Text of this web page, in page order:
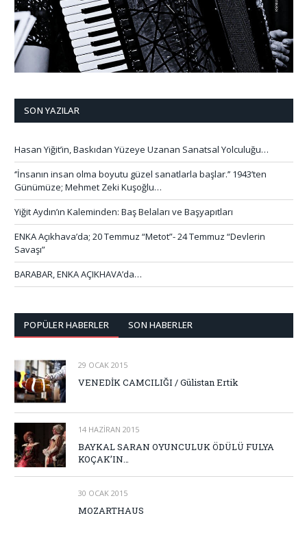
SON YAZILAR
Hasan Yiğit’in, Baskıdan Yüzeye Uzanan Sanatsal Yolculuğu…
‘’İnsanın insan olma boyutu güzel sanatlarla başlar.’’ 1943’ten
Günümüze; Mehmet Zeki Kuşoğlu…
Yiğit Aydın’ın Kaleminden: Baş Belaları ve Başyapıtları
ENKA Açıkhava’da; 20 Temmuz “Metot”- 24 Temmuz “Devlerin
Savaşı”
BARABAR, ENKA AÇIKHAVA’da…
POPÜLER HABERLER SON HABERLER
29 OCAK 2015
VENEDİK CAMCILIĞI / Gülistan Ertik
14 HAZIRAN 2015
BAYKAL SARAN OYUNCULUK ÖDÜLÜ FULYA
KOÇAK’IN…
30 OCAK 2015
MOZARTHAUS